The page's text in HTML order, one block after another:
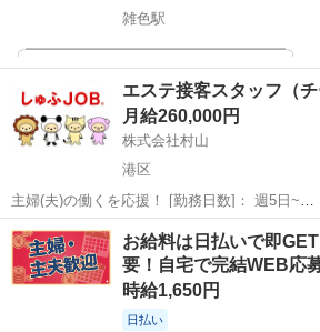
雑色駅
╭━━━━━━━━━━━━━━━━━━╮
OPEN ／ 【オープニング募集】未経験OK
タッフを募集！ ╰━━━━━━━ｖ
ふさん・学生さん・...
雑色駅 その他
エステ接客スタッフ（チ
月給260,000円
株式会社村山
港区
主婦(夫)の働くを応援！ [勤務日数]： 週5日~
09:00~22:00/09:00~19:00/12:00~22:00 月/火/
ます [勤務地・最寄駅]： 東京都港区北青山3
東京 港区 その他
お給料は日払いで即
要！自宅で完結WEB応
時給1,650円
日払い